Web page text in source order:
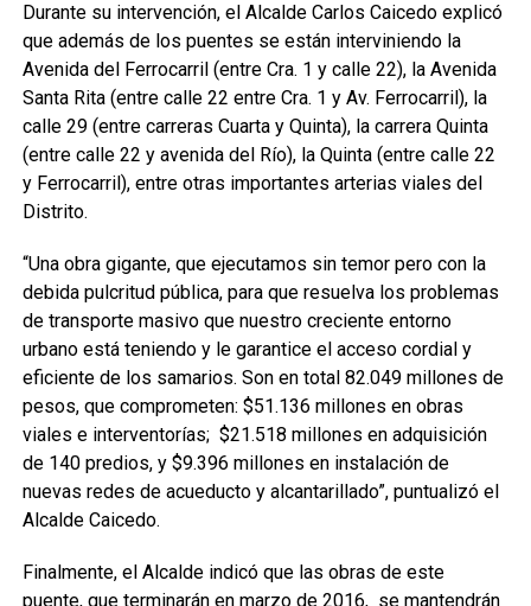
Durante su intervención, el Alcalde Carlos Caicedo explicó
que además de los puentes se están interviniendo la
Avenida del Ferrocarril (entre Cra. 1 y calle 22), la Avenida
Santa Rita (entre calle 22 entre Cra. 1 y Av. Ferrocarril), la
calle 29 (entre carreras Cuarta y Quinta), la carrera Quinta
(entre calle 22 y avenida del Río), la Quinta (entre calle 22
y Ferrocarril), entre otras importantes arterias viales del
Distrito.
“Una obra gigante, que ejecutamos sin temor pero con la
debida pulcritud pública, para que resuelva los problemas
de transporte masivo que nuestro creciente entorno
urbano está teniendo y le garantice el acceso cordial y
eficiente de los samarios. Son en total 82.049 millones de
pesos, que comprometen: $51.136 millones en obras
viales e interventorías; $21.518 millones en adquisición
de 140 predios, y $9.396 millones en instalación de
nuevas redes de acueducto y alcantarillado”, puntualizó el
Alcalde Caicedo.
Finalmente, el Alcalde indicó que las obras de este
puente, que terminarán en marzo de 2016, se mantendrán